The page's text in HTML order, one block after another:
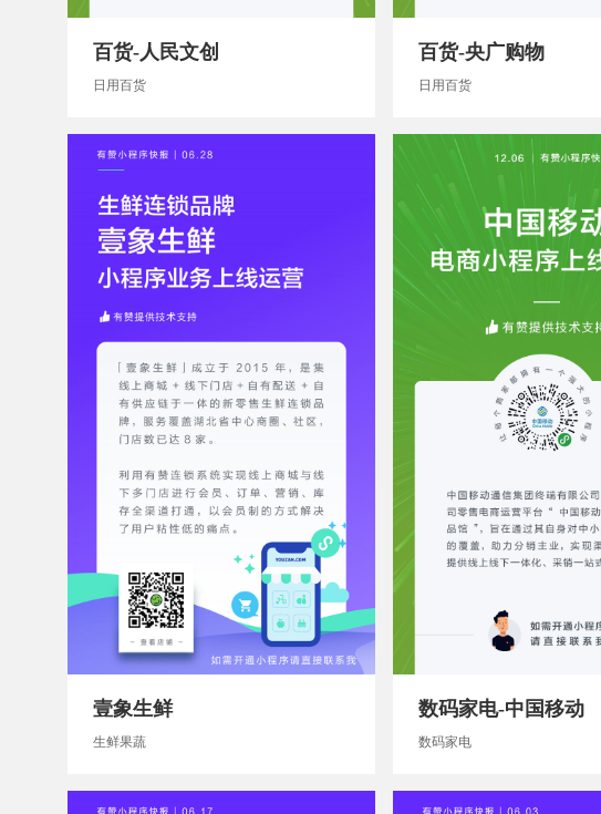
百货-人民文创
日用百货
百货-央广购物
日用百货
壹象生鲜
生鲜果蔬
数码家电-中国移动
数码家电